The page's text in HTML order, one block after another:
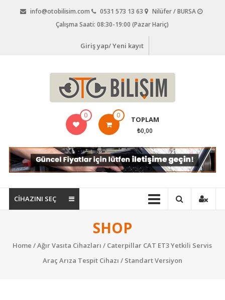
info@otobilisim.com 0531 573 13 63
Nilüfer / BURSA
Çalışma Saati: 08:30-19:00 (Pazar Hariç)
Giriş yap/ Yeni kayıt
Araç
Arıza
Tespit
Cihazları,
Performans
Yazılımları
0 0 TOPLAM
₺0,00
CİHAZINI SEÇ
SHOP
Home /Ağır Vasıta Cihazları / Caterpillar CAT ET3 Yetkili Servis
Araç Arıza Tespit Cihazı / Standart Versiyon